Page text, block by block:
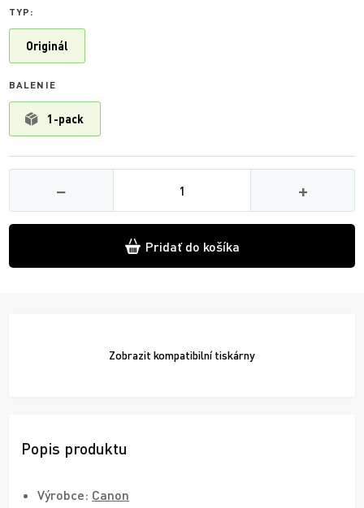
TYP:
Originál
BALENIE
1-pack
−
Množství
+
Pridať do košíka
Zobrazit kompatibilní tiskárny
Popis produktu
Výrobce: Canon